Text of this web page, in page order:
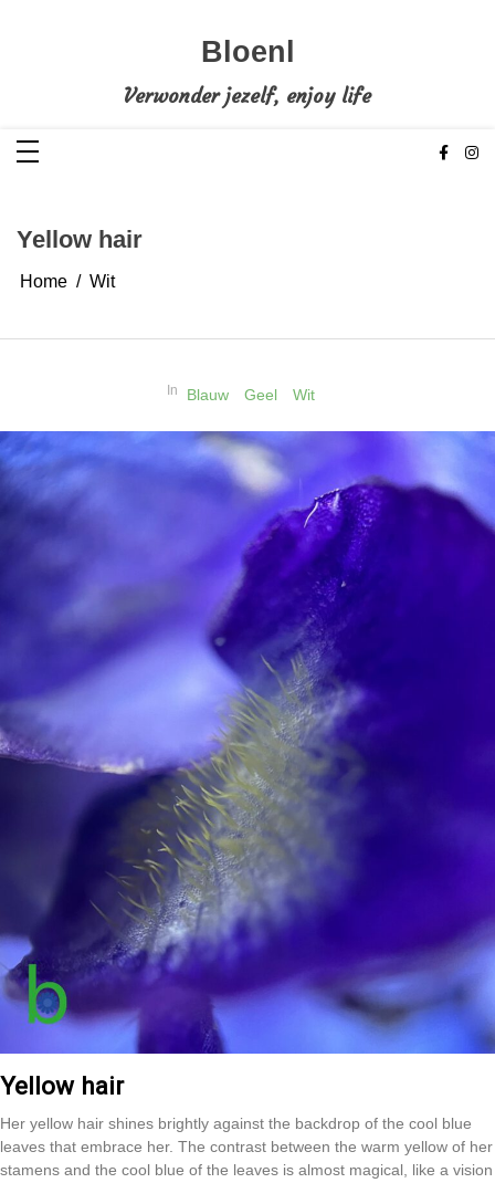
Bloenl
Verwonder jezelf, enjoy life
Yellow hair
Home Wit
In Blauw Geel Wit
Yellow hair
Her yellow hair shines brightly against the backdrop of the cool blue
leaves that embrace her. The contrast between the warm yellow of her
stamens and the cool blue of the leaves is almost magical, like a vision